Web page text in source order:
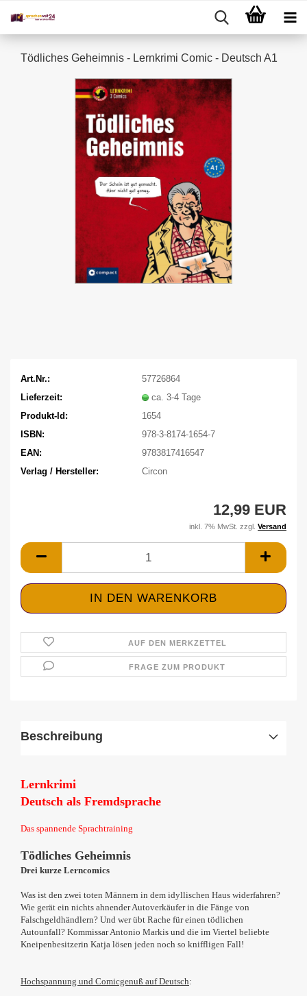
Tödliches Geheimnis - Lernkrimi Comic - Deutsch A1
Art.Nr.:
57726864
Lieferzeit:
ca. 3-4 Tage
Produkt-Id:
1654
ISBN:
978-3-8174-1654-7
EAN:
9783817416547
Verlag / Hersteller:
Circon
12,99 EUR
inkl. 7% MwSt. zzgl. Versand
AUF DEN MERKZETTEL
FRAGE ZUM PRODUKT
Beschreibung
Lernkrimi
Deutsch als Fremdsprache
Das spannende Sprachtraining
Tödliches Geheimnis
Drei kurze Lerncomics
Was ist den zwei toten Männern in dem idyllischen Haus widerfahren?
Wie gerät ein nichts ahnender Autoverkäufer in die Fänge von
Falschgeldhändlern? Und wer übt Rache für einen tödlichen
Autounfall? Kommissar Antonio Markis und die im Viertel beliebte
Kneipenbesitzerin Katja lösen jeden noch so kniffligen Fall!
Hochspannung und Comicgenuß auf Deutsch: